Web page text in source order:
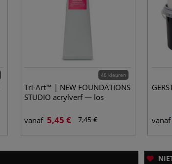
48 kleuren
Tri-Art™ | NEW FOUNDATIONS
STUDIO acrylverf — los
vanaf 5,45 € 7,45 € vanaf